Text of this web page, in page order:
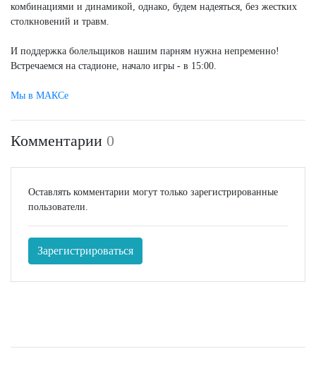
комбинациями и динамикой, однако, будем надеяться, без жестких
столкновений и травм.
И поддержка болельщиков нашим парням нужна непременно!
Встречаемся на стадионе, начало игры - в 15:00.
Мы в МАКСе
Комментарии 0
Оставлять комментарии могут только зарегистрированные
пользователи.
Зарегистрироваться